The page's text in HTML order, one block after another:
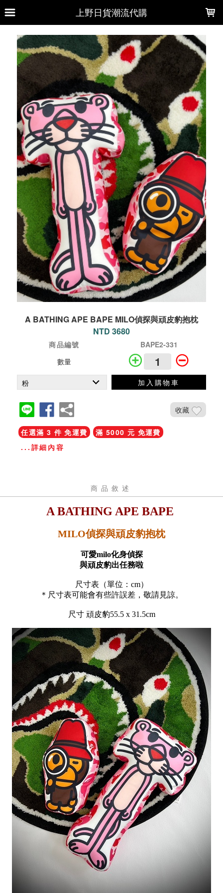
上野日貨潮流代購
A BATHING APE BAPE MILO偵探與頑皮豹抱枕
NTD 3680
商品編號
BAPE2-331
數量
加入購物車
收藏
任選滿 3 件 免運費
滿 5000 元 免運費
...詳細內容
商品敘述